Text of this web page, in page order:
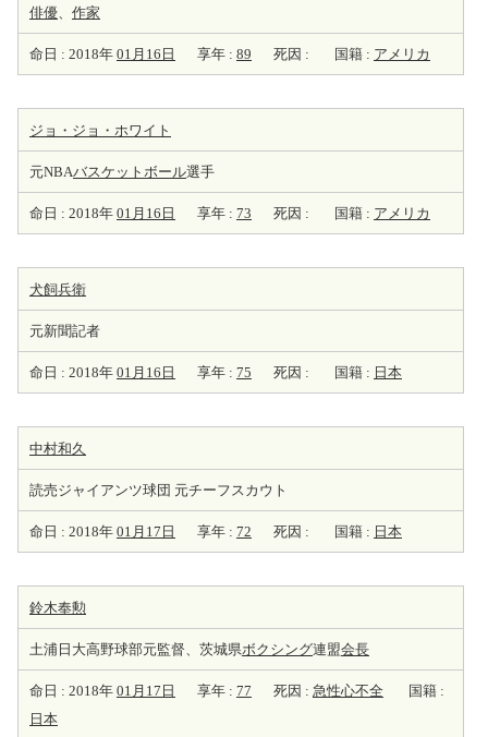
俳優、 作家
命日 : 2018年 01月16日 享年 : 89 死因 : 国籍 : アメリカ
ジョ・ジョ・ホワイト
元NBAバスケットボール選手
命日 : 2018年 01月16日 享年 : 73 死因 : 国籍 : アメリカ
犬飼兵衛
元新聞記者
命日 : 2018年 01月16日 享年 : 75 死因 : 国籍 : 日本
中村和久
読売ジャイアンツ球団 元チーフスカウト
命日 : 2018年 01月17日 享年 : 72 死因 : 国籍 : 日本
鈴木奉勲
土浦日大高野球部元監督、茨城県ボクシング連盟会長
命日 : 2018年 01月17日 享年 : 77 死因 : 急性心不全
国籍 :
日本